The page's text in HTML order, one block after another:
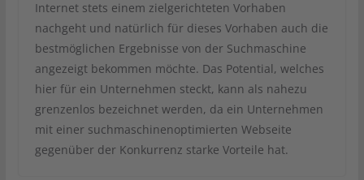
Internet stets einem zielgerichteten Vorhaben
nachgeht und natürlich für dieses Vorhaben auch die
bestmöglichen Ergebnisse von der Suchmaschine
angezeigt bekommen möchte. Das Potential, welches
hier für ein Unternehmen steckt, kann als nahezu
grenzenlos bezeichnet werden, da ein Unternehmen
mit einer suchmaschinenoptimierten Webseite
gegenüber der Konkurrenz starke Vorteile hat.